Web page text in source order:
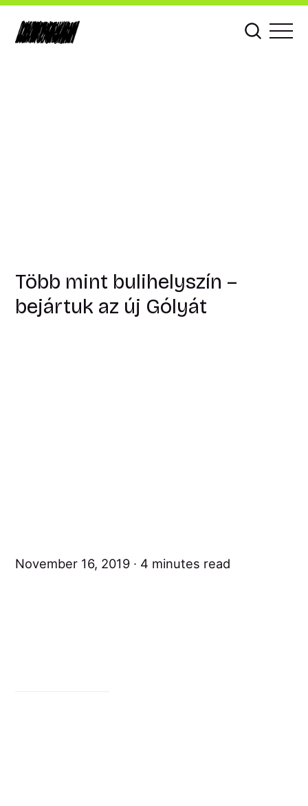
November 16, 2019 4 minutes read
Több mint bulihelyszín –
bejártuk az új Gólyát